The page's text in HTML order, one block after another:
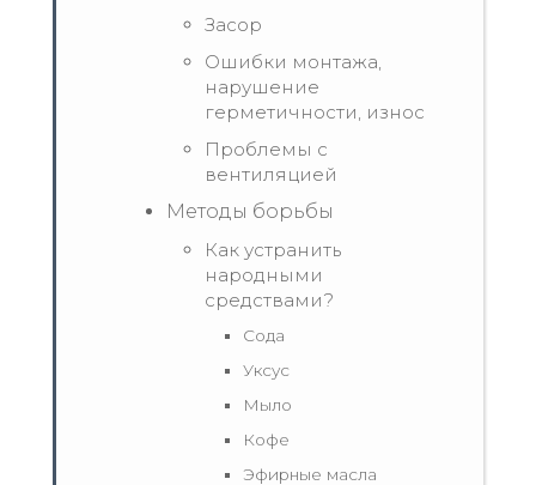
Засор
Ошибки монтажа,
нарушение
герметичности, износ
Проблемы с
вентиляцией
Методы борьбы
Как устранить
народными
средствами?
Сода
Уксус
Мыло
Кофе
Эфирные масла